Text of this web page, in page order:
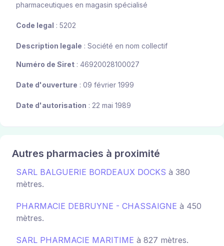
pharmaceutiques en magasin spécialisé
Code legal : 5202
Description legale : Société en nom collectif
Numéro de Siret : 46920028100027
Date d'ouverture : 09 février 1999
Date d'autorisation : 22 mai 1989
Autres pharmacies à proximité
SARL BALGUERIE BORDEAUX DOCKS à 380
mètres.
PHARMACIE DEBRUYNE - CHASSAIGNE à 450
mètres.
SARL PHARMACIE MARITIME à 827 mètres.